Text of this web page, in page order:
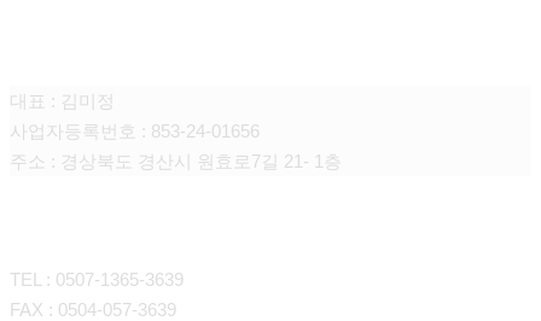
대표 : 김미정
사업자등록번호 : 853-24-01656
주소 : 경상북도 경산시 원효로7길 21- 1층
TEL : 0507-1365-3639
FAX : 0504-057-3639